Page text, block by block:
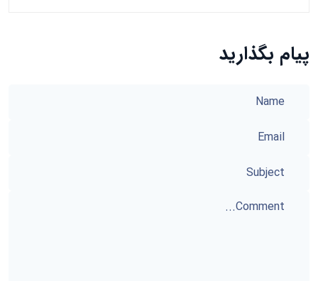
پیام بگذارید